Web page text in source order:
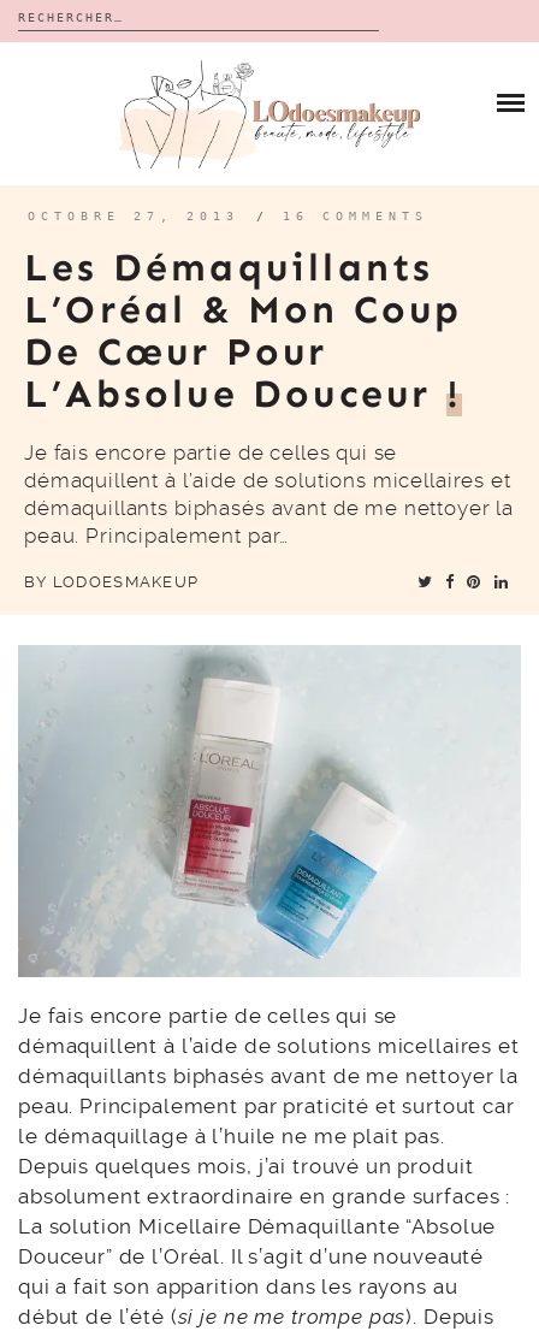
Rechercher :
CALENDRIERS DE L’AVENT
BON PLAN
À PROPOS
CONTACT
OCTOBRE 27, 2013 / 16 COMMENTS
Les Démaquillants
L’Oréal & Mon Coup
De Cœur Pour
L’Absolue Douceur !
Je fais encore partie de celles qui se
démaquillent à l’aide de solutions micellaires et
démaquillants biphasés avant de me nettoyer la
peau. Principalement par…
BY LODOESMAKEUP
Je fais encore partie de celles qui se
démaquillent à l’aide de solutions micellaires et
démaquillants biphasés avant de me nettoyer la
peau. Principalement par praticité et surtout car
le démaquillage à l’huile ne me plait pas.
Depuis quelques mois, j’ai trouvé un produit
absolument extraordinaire en grande surfaces :
La solution Micellaire Démaquillante “Absolue
Douceur” de l’Oréal. Il s’agit d’une nouveauté
qui a fait son apparition dans les rayons au
début de l’été (si je ne me trompe pas). Depuis